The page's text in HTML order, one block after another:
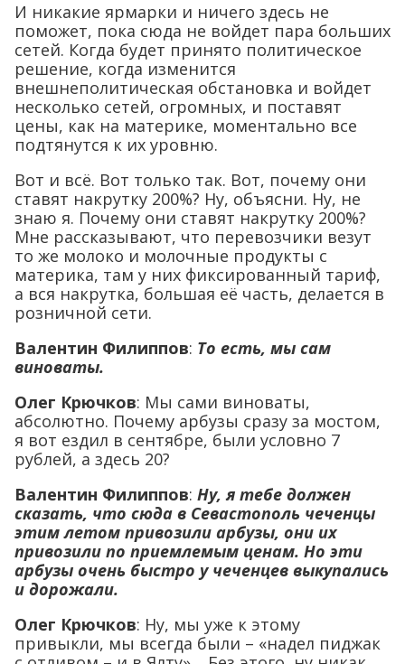
И никакие ярмарки и ничего здесь не
поможет, пока сюда не войдет пара больших
сетей. Когда будет принято политическое
решение, когда изменится
внешнеполитическая обстановка и войдет
несколько сетей, огромных, и поставят
цены, как на материке, моментально все
подтянутся к их уровню.
Вот и всё. Вот только так. Вот, почему они
ставят накрутку 200%? Ну, объясни. Ну, не
знаю я. Почему они ставят накрутку 200%?
Мне рассказывают, что перевозчики везут
то же молоко и молочные продукты с
материка, там у них фиксированный тариф,
а вся накрутка, большая её часть, делается в
розничной сети.
Валентин Филиппов: То есть, мы сам
виноваты.
Олег Крючков: Мы сами виноваты,
абсолютно. Почему арбузы сразу за мостом,
я вот ездил в сентябре, были условно 7
рублей, а здесь 20?
Валентин Филиппов: Ну, я тебе должен
сказать, что сюда в Севастополь чеченцы
этим летом привозили арбузы, они их
привозили по приемлемым ценам. Но эти
арбузы очень быстро у чеченцев выкупались
и дорожали.
Олег Крючков: Ну, мы уже к этому
привыкли, мы всегда были – «надел пиджак